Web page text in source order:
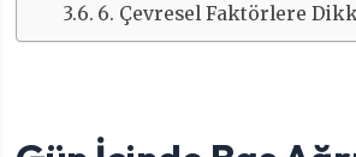
6. Çevresel Faktörlere